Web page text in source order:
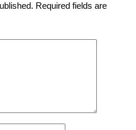
Required fields are